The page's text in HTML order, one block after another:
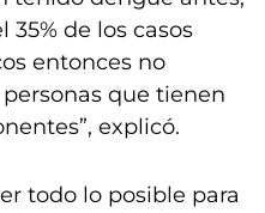
de los casos
entonces no
que tienen
explicó.
todo lo posible para